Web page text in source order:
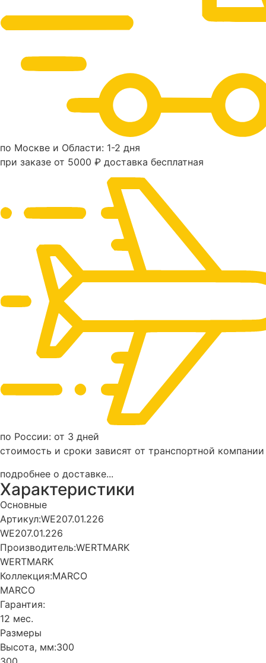
по Москве и Области: 1-2 дня
при заказе от 5000 ₽ доставка бесплатная
по России: от 3 дней
стоимость и сроки зависят от транспортной компании
подробнее о доставке...
Характеристики
Основные
Артикул:WE207.01.226
WE207.01.226
Производитель:WERTMARK
WERTMARK
Коллекция:MARCO
MARCO
Гарантия:
12 мес.
Размеры
Высота, мм:300